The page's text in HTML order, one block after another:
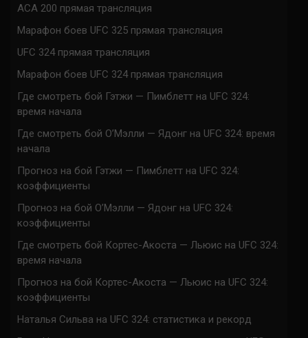
ACA 200 прямая трансляция
Марафон боев UFC 325 прямая трансляция
UFC 324 прямая трансляция
Марафон боев UFC 324 прямая трансляция
Где смотреть бой Гэтжи — Пимблетт на UFC 324:
время начала
Где смотреть бой О’Мэлли — Ядонг на UFC 324: время
начала
Прогноз на бой Гэтжи — Пимблетт на UFC 324:
коэффициенты
Прогноз на бой О’Мэлли — Ядонг на UFC 324:
коэффициенты
Где смотреть бой Кортес-Акоста — Льюис на UFC 324:
время начала
Прогноз на бой Кортес-Акоста — Льюис на UFC 324:
коэффициенты
Наталья Сильва на UFC 324: статистика и рекорд